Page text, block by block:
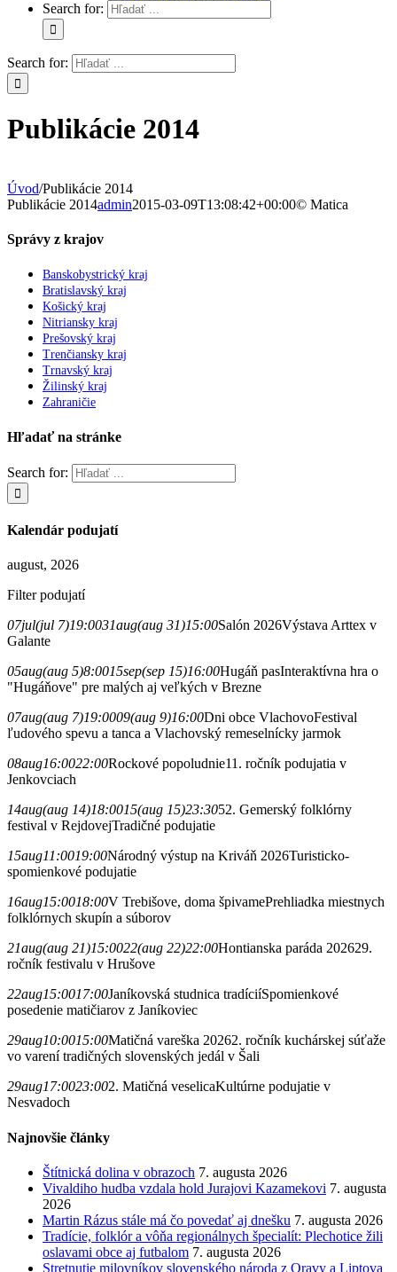
Search for:
Search for:
Publikácie 2014
Úvod/Publikácie 2014
Publikácie 2014admin2015-03-09T13:08:42+00:00
Správy z krajov
Banskobystrický kraj
Bratislavský kraj
Košický kraj
Nitriansky kraj
Prešovský kraj
Trenčiansky kraj
Trnavský kraj
Žilinský kraj
Zahraničie
Hľadať na stránke
Search for:
Kalendár podujatí
august, 2026
Filter podujatí
07jul(jul 7)19:0031aug(aug 31)15:00Salón 2026Výstava Arttex v
Galante
05aug(aug 5)8:0015sep(sep 15)16:00Hugáň pasInteraktívna hra o
"Hugáňove" pre malých aj veľkých v Brezne
07aug(aug 7)19:0009(aug 9)16:00Dni obce VlachovoFestival
ľudového spevu a tanca a Vlachovský remeselnícky jarmok
08aug16:0022:00Rockové popoludnie11. ročník podujatia v
Jenkovciach
14aug(aug 14)18:0015(aug 15)23:3052. Gemerský folklórny
festival v RejdovejTradičné podujatie
15aug11:0019:00Národný výstup na Kriváň 2026Turisticko-
spomienkové podujatie
16aug15:0018:00V Trebišove, doma špivamePrehliadka miestnych
folklórnych skupín a súborov
21aug(aug 21)15:0022(aug 22)22:00Hontianska paráda 202629.
ročník festivalu v Hrušove
22aug15:0017:00Janíkovská studnica tradíciíSpomienkové
posedenie matičiarov z Janíkoviec
29aug10:0015:00Matičná vareška 20262. ročník kuchárskej súťaže
vo varení tradičných slovenských jedál v Šali
29aug17:0023:002. Matičná veselicaKultúrne podujatie v
Nesvadoch
Najnovšie články
Štítnická dolina v obrazoch 7. augusta 2026
Vivaldiho hudba vzdala hold Jurajovi Kazamekovi 7. augusta
2026
Martin Rázus stále má čo povedať aj dnešku 7. augusta 2026
Tradície, folklór a vôňa regionálnych špecialít: Plechotice žili
oslavami obce aj futbalom 7. augusta 2026
Stretnutie milovníkov slovenského národa z Oravy a Liptova
© Matica